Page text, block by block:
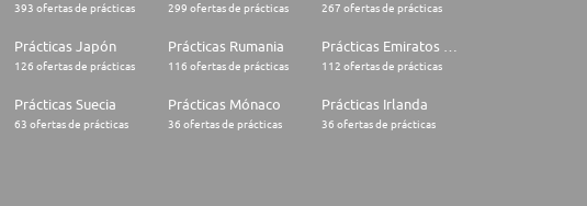
393 ofertas de prácticas 299 ofertas de prácticas 267 ofertas de prácticas
Prácticas Japón
126 ofertas de prácticas
Prácticas Rumania
116 ofertas de prácticas 112 ofertas de prácticas
Prácticas Suecia
63 ofertas de prácticas
Prácticas Mónaco
36 ofertas de prácticas
Prácticas Irlanda
36 ofertas de prácticas